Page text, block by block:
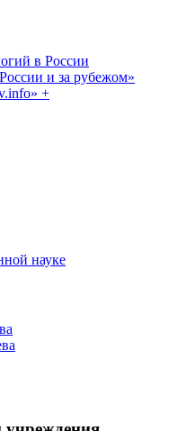
в России
и за рубежом»
+
науке